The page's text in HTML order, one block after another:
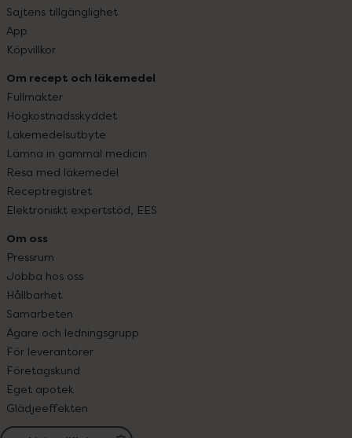
Sajtens tillgänglighet
App
Köpvillkor
Om recept och läkemedel
Fullmakter
Högkostnadsskyddet
Läkemedelsutbyte
Lämna in gammal medicin
Resa med läkemedel
Receptregistret
Elektroniskt expertstöd, EES
Om oss
Pressrum
Jobba hos oss
Hållbarhet
Samarbeten
Ägare och ledningsgrupp
För leverantörer
Företagskund
Eget apotek
Glädjeeffekten